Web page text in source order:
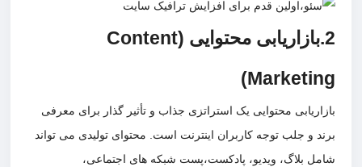
2.بازاریابی محتوایی (Content
محتوایی یک استراتزی جذاب و تأثیر گذار برای معرفی
و جلب توجه کاربران اینترنت است. محتوای تولیدی می تواند
بلاگ، ویدیو، پادکست،پست شبکه های اجتماعی،